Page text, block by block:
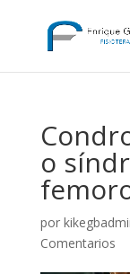
o
por
Comentarios